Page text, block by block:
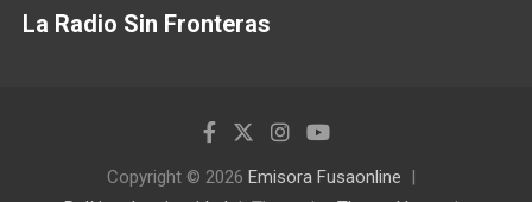
La Radio Sin Fronteras
Copyright © 2026 Emisora Fusaonline